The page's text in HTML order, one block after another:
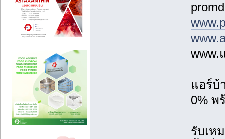
www.
แอร์บ้
0% พ
รับเห